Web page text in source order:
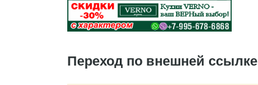
Переход по внешней ссылке